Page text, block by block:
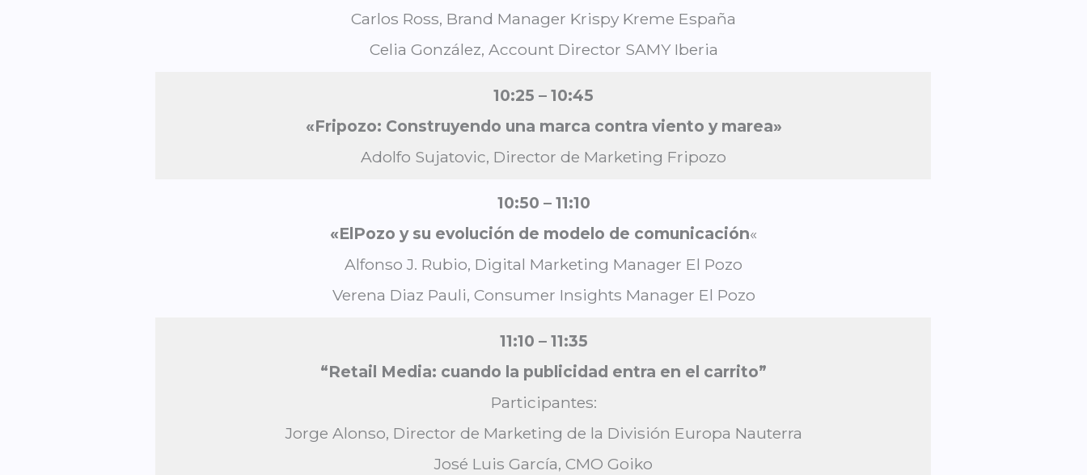
Carlos Ross, Brand Manager Krispy Kreme España
Celia González, Account Director SAMY Iberia
10:25 – 10:45
«Fripozo: Construyendo una marca contra viento y marea»
Adolfo Sujatovic, Director de Marketing Fripozo
10:50 – 11:10
«ElPozo y su evolución de modelo de comunicación«
Alfonso J. Rubio, Digital Marketing Manager El Pozo
Verena Diaz Pauli, Consumer Insights Manager El Pozo
11:10 – 11:35
“Retail Media: cuando la publicidad entra en el carrito”
Participantes:
Jorge Alonso, Director de Marketing de la División Europa Nauterra
José Luis García, CMO Goiko